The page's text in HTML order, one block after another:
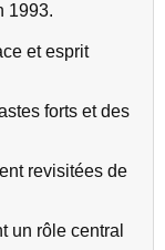
1993.
et esprit
forts et des
revisitées de
un rôle central